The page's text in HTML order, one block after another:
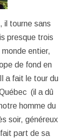
il tourne sans
presque trois
entier,
de fond en
a fait le tour du
(il a dû
homme du
soir, généreux
fait part de sa